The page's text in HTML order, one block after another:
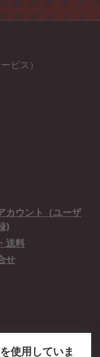
ビス）
カウント（ユーザ
)
送料
せ
使用していま